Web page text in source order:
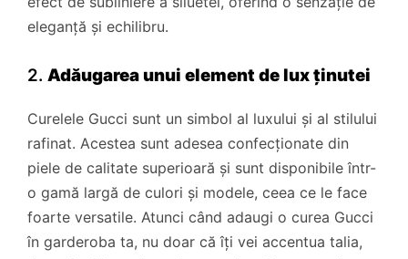
eleganță și echilibru.
2. Adăugarea unui element de lux ținutei
Curelele Gucci sunt un simbol al luxului și al stilului
rafinat. Acestea sunt adesea confecționate din
piele de calitate superioară și sunt disponibile într-
o gamă largă de culori și modele, ceea ce le face
foarte versatile. Atunci când adaugi o curea Gucci
în garderoba ta, nu doar că îți vei accentua talia,